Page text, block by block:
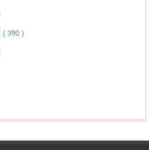
( 390 )